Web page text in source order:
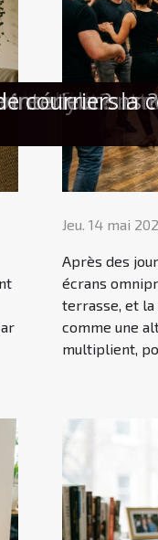
Jeu. 14 mai
Après des
écrans
terrasse, et la
comme une
multiplient,
cadeau ?
renforce la
style ?
intérieur
courriers